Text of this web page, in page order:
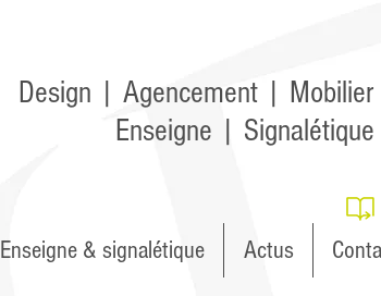
Design | Agencement | Mobilier
Enseigne | Signalétique
Enseigne & signalétique Actus